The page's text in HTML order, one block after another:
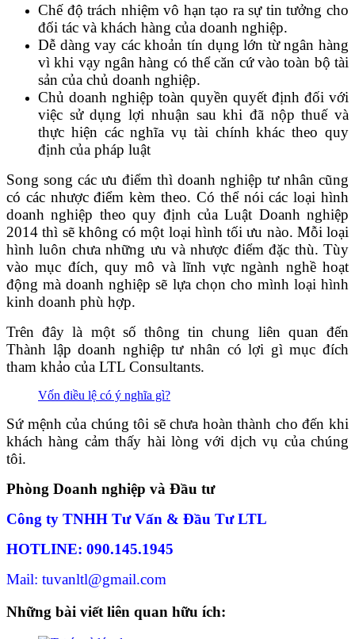
Chế độ trách nhiệm vô hạn tạo ra sự tin tưởng cho
đối tác và khách hàng của doanh nghiệp.
Dễ dàng vay các khoản tín dụng lớn từ ngân hàng
vì khi vạy ngân hàng có thể căn cứ vào toàn bộ tài
sản của chủ doanh nghiệp.
Chủ doanh nghiệp toàn quyền quyết định đối với
việc sử dụng lợi nhuận sau khi đã nộp thuế và
thực hiện các nghĩa vụ tài chính khác theo quy
định của pháp luật
Song song các ưu điểm thì doanh nghiệp tư nhân cũng
có các nhược điểm kèm theo. Có thể nói các loại hình
doanh nghiệp theo quy định của Luật Doanh nghiệp
2014 thì sẽ không có một loại hình tối ưu nào. Mỗi loại
hình luôn chưa những ưu và nhược điểm đặc thù. Tùy
vào mục đích, quy mô và lĩnh vực ngành nghề hoạt
động mà doanh nghiệp sẽ lựa chọn cho mình loại hình
kinh doanh phù hợp.
Trên đây là một số thông tin chung liên quan đến
Thành lập doanh nghiệp tư nhân có lợi gì mục đích
tham khảo của LTL Consultants.
Vốn điều lệ có ý nghĩa gì?
Sứ mệnh của chúng tôi sẽ chưa hoàn thành cho đến khi
khách hàng cảm thấy hài lòng với dịch vụ của chúng
tôi.
Phòng Doanh nghiệp và Đầu tư
Công ty TNHH Tư Vấn & Đầu Tư LTL
HOTLINE: 090.145.1945
Mail: tuvanltl@gmail.com
Những bài viết liên quan hữu ích: